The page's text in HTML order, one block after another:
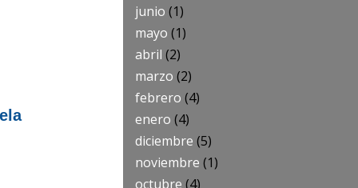
junio (1)
mayo (1)
abril (2)
marzo (2)
febrero (4)
enero (4)
diciembre (5)
noviembre (1)
octubre (4)